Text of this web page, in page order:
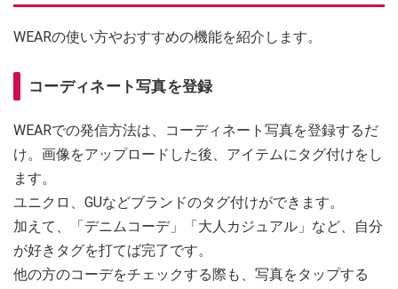
WEARの使い方やおすすめの機能を紹介します。
コーディネート写真を登録
WEARでの発信方法は、コーディネート写真を登録するだ
け。画像をアップロードした後、アイテムにタグ付けをし
ます。
ユニクロ、GUなどブランドのタグ付けができます。
加えて、「デニムコーデ」「大人カジュアル」など、自分
が好きタグを打てば完了です。
他の方のコーデをチェックする際も、写真をタップする